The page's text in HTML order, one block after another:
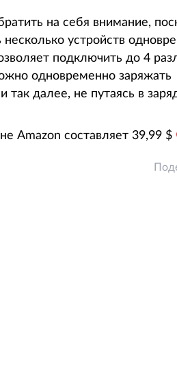
на себя внимание,
устройств
подключить до 4
одновременно заряжать
далее, не путаясь в
Amazon составляет 39,99 $